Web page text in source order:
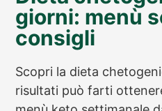
giorni: menù
consigli
Scopri la dieta
risultati può farti